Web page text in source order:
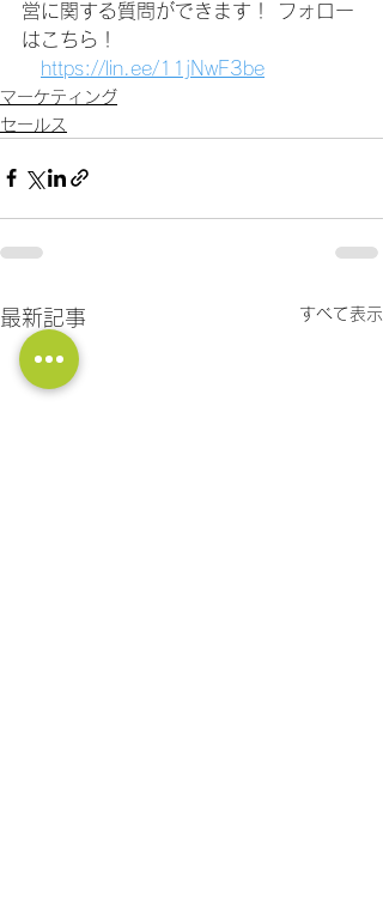
営に関する質問ができます！ フォロー
はこちら！
https://lin.ee/11jNwF3be
マーケティング
セールス
最新記事 すべて表示